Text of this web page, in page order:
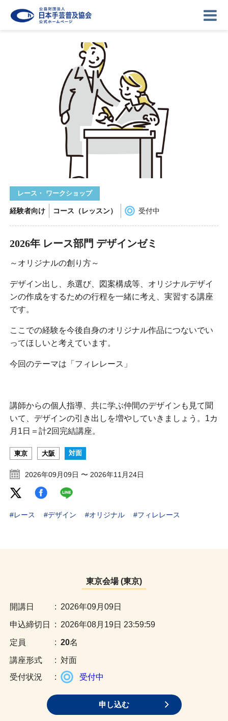
ニュース 記事
ギャラリー お問い合わせ
協会について
レース・ ワークショップ
経験者向け コース（レッスン） 受付中
2026年 レース部門 デザインゼミ
～オリジナルの創り方～
デザイン出し、糸選び、図案構成等、オリジナルデザイ
ンの作成をするための行程を一緒に考え、実習する講座
です。
ここでの経験を今後自身のオリジナル作品につないでい
ってほしいと考えています。
今回のテーマは「フィレレース」
講師からの個人指導、共に学ぶ仲間のデザインも見て聞
いて、デザインの引き出しを増やしていきましょう。1カ
月1日＝計2回完結講座。
東京 大阪 対面
2026年09月09日 〜 2026年11月24日
#レース #デザイン #オリジナル #フィレレース
東京会場 (東京)
: 2026年09月09日
: 2026年08月19日 23:59:59
: 20名
: 対面
:
受付中
申し込む